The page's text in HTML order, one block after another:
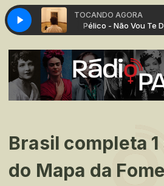
TOCANDO AGORA
Por Enquanto Pélico - Não Vou Te
Brasil completa
do Mapa da